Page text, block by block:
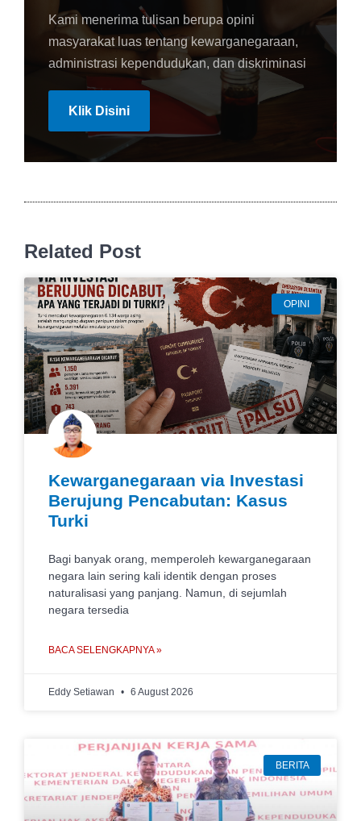
Kami menerima tulisan berupa opini
masyarakat luas tentang kewarganegaraan,
administrasi kependudukan, dan diskriminasi
Klik Disini
Related Post
OPINI
Kewarganegaraan via Investasi
Berujung Pencabutan: Kasus
Turki
Bagi banyak orang, memperoleh kewarganegaraan
negara lain sering kali identik dengan proses
naturalisasi yang panjang. Namun, di sejumlah
negara tersedia
BACA SELENGKAPNYA »
Eddy Setiawan 6 August 2026
BERITA